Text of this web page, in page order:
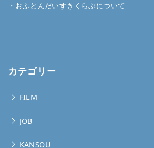
・ おふとんだいすきくらぶについて
カテゴリー
FILM
JOB
KANSOU